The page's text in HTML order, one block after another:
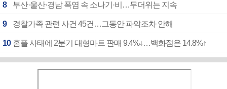
8 부산·울산·경남 폭염 속 소나기·비…무더위는 지속
9 경찰가족 관련 사건 45건…그동안 파악조차 안해
10 홈플 사태에 2분기 대형마트 판매 9.4%↓…백화점은 14.8%↑